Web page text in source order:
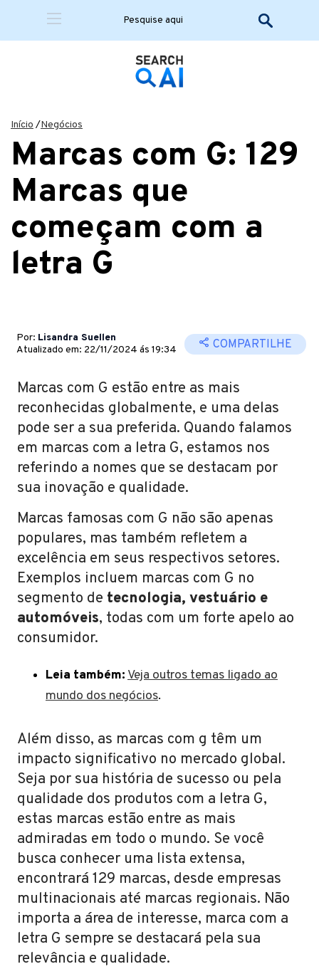
Início /Negócios
Marcas com G: 129
Marcas que
começam com a
letra G
Por: Lisandra Suellen
Atualizado em: 22/11/2024 ás 19:34
COMPARTILHE
Marcas com G estão entre as mais
reconhecidas globalmente, e uma delas
pode ser a sua preferida. Quando falamos
em marcas com a letra G, estamos nos
referindo a nomes que se destacam por
sua inovação e qualidade.
Marcas famosas com G não são apenas
populares, mas também refletem a
excelência em seus respectivos setores.
Exemplos incluem marcas com G no
segmento de tecnologia, vestuário e
automóveis, todas com um forte apelo ao
consumidor.
Leia também:Veja outros temas ligado ao
mundo dos negócios.
Além disso, as marcas com g têm um
impacto significativo no mercado global.
Seja por sua história de sucesso ou pela
qualidade dos produtos com a letra G,
estas marcas estão entre as mais
admiradas em todo o mundo. Se você
busca conhecer uma lista extensa,
encontrará 129 marcas, desde empresas
multinacionais até marcas regionais. Não
importa a área de interesse, marca com a
letra G sempre se destacará pela sua
relevância e qualidade.